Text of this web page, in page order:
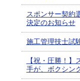
スポンサー契約
決定のお知らせ
施工管理技士試
【祝・圧勝！
手が、ボクシン